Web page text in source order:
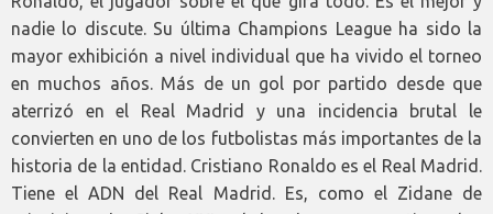
nadie lo discute. Su última Champions League ha sido la
mayor exhibición a nivel individual que ha vivido el torneo
en muchos años. Más de un gol por partido desde que
aterrizó en el Real Madrid y una incidencia brutal le
convierten en uno de los futbolistas más importantes de la
historia de la entidad. Cristiano Ronaldo es el Real Madrid.
Tiene el ADN del Real Madrid. Es, como el Zidane de